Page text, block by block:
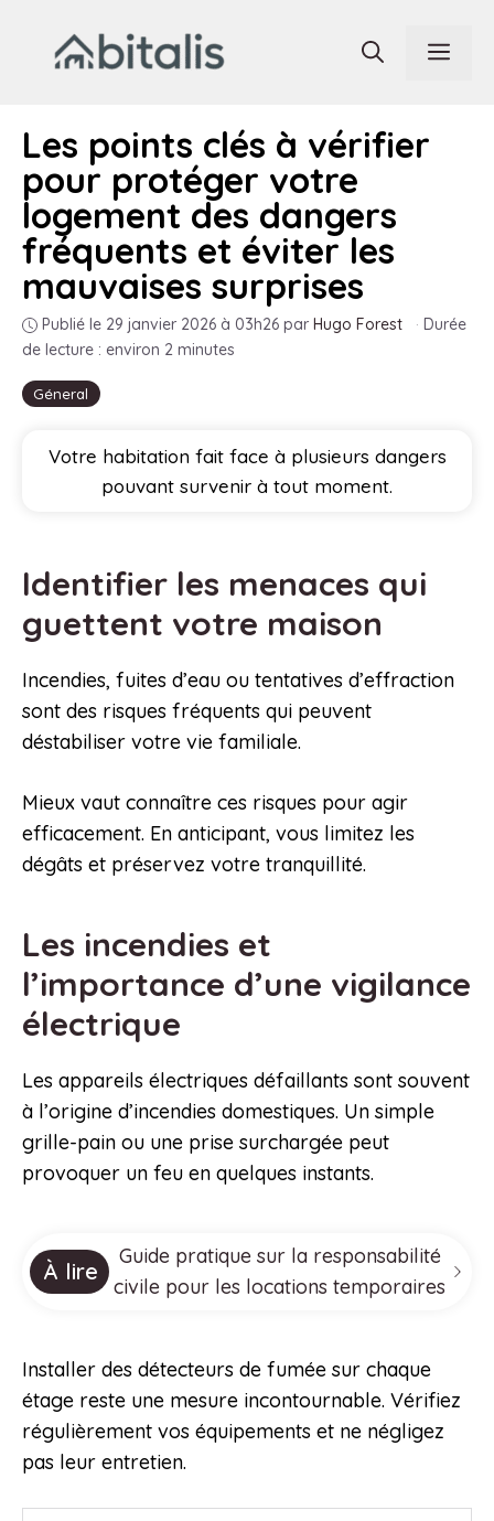
contenu
Géneral
Les points clés à vérifier
pour protéger votre
logement des dangers
fréquents et éviter les
mauvaises surprises
Publié le 29 janvier 2026 à 03h26 par Hugo Forest · Durée
de lecture : environ 2 minutes
Votre habitation fait face à plusieurs dangers
pouvant survenir à tout moment.
Identifier les menaces qui
guettent votre maison
Incendies, fuites d’eau ou tentatives d’effraction
sont des risques fréquents qui peuvent
déstabiliser votre vie familiale.
Mieux vaut connaître ces risques pour agir
efficacement. En anticipant, vous limitez les
dégâts et préservez votre tranquillité.
Les incendies et
l’importance d’une vigilance
électrique
Les appareils électriques défaillants sont souvent
à l’origine d’incendies domestiques. Un simple
grille-pain ou une prise surchargée peut
provoquer un feu en quelques instants.
À lire
Guide pratique sur la responsabilité
civile pour les locations temporaires
Installer des détecteurs de fumée sur chaque
étage reste une mesure incontournable. Vérifiez
régulièrement vos équipements et ne négligez
pas leur entretien.